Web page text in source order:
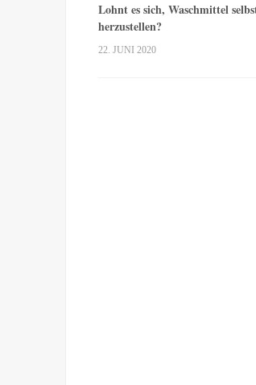
Lohnt es sich, Waschmittel
herzustellen?
22. JUNI 2020